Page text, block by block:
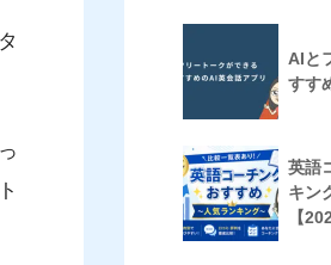
AIと
すす
英語
キン
【